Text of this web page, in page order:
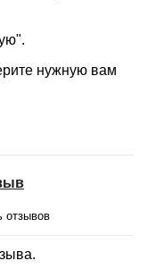
нужную вам
отзывов